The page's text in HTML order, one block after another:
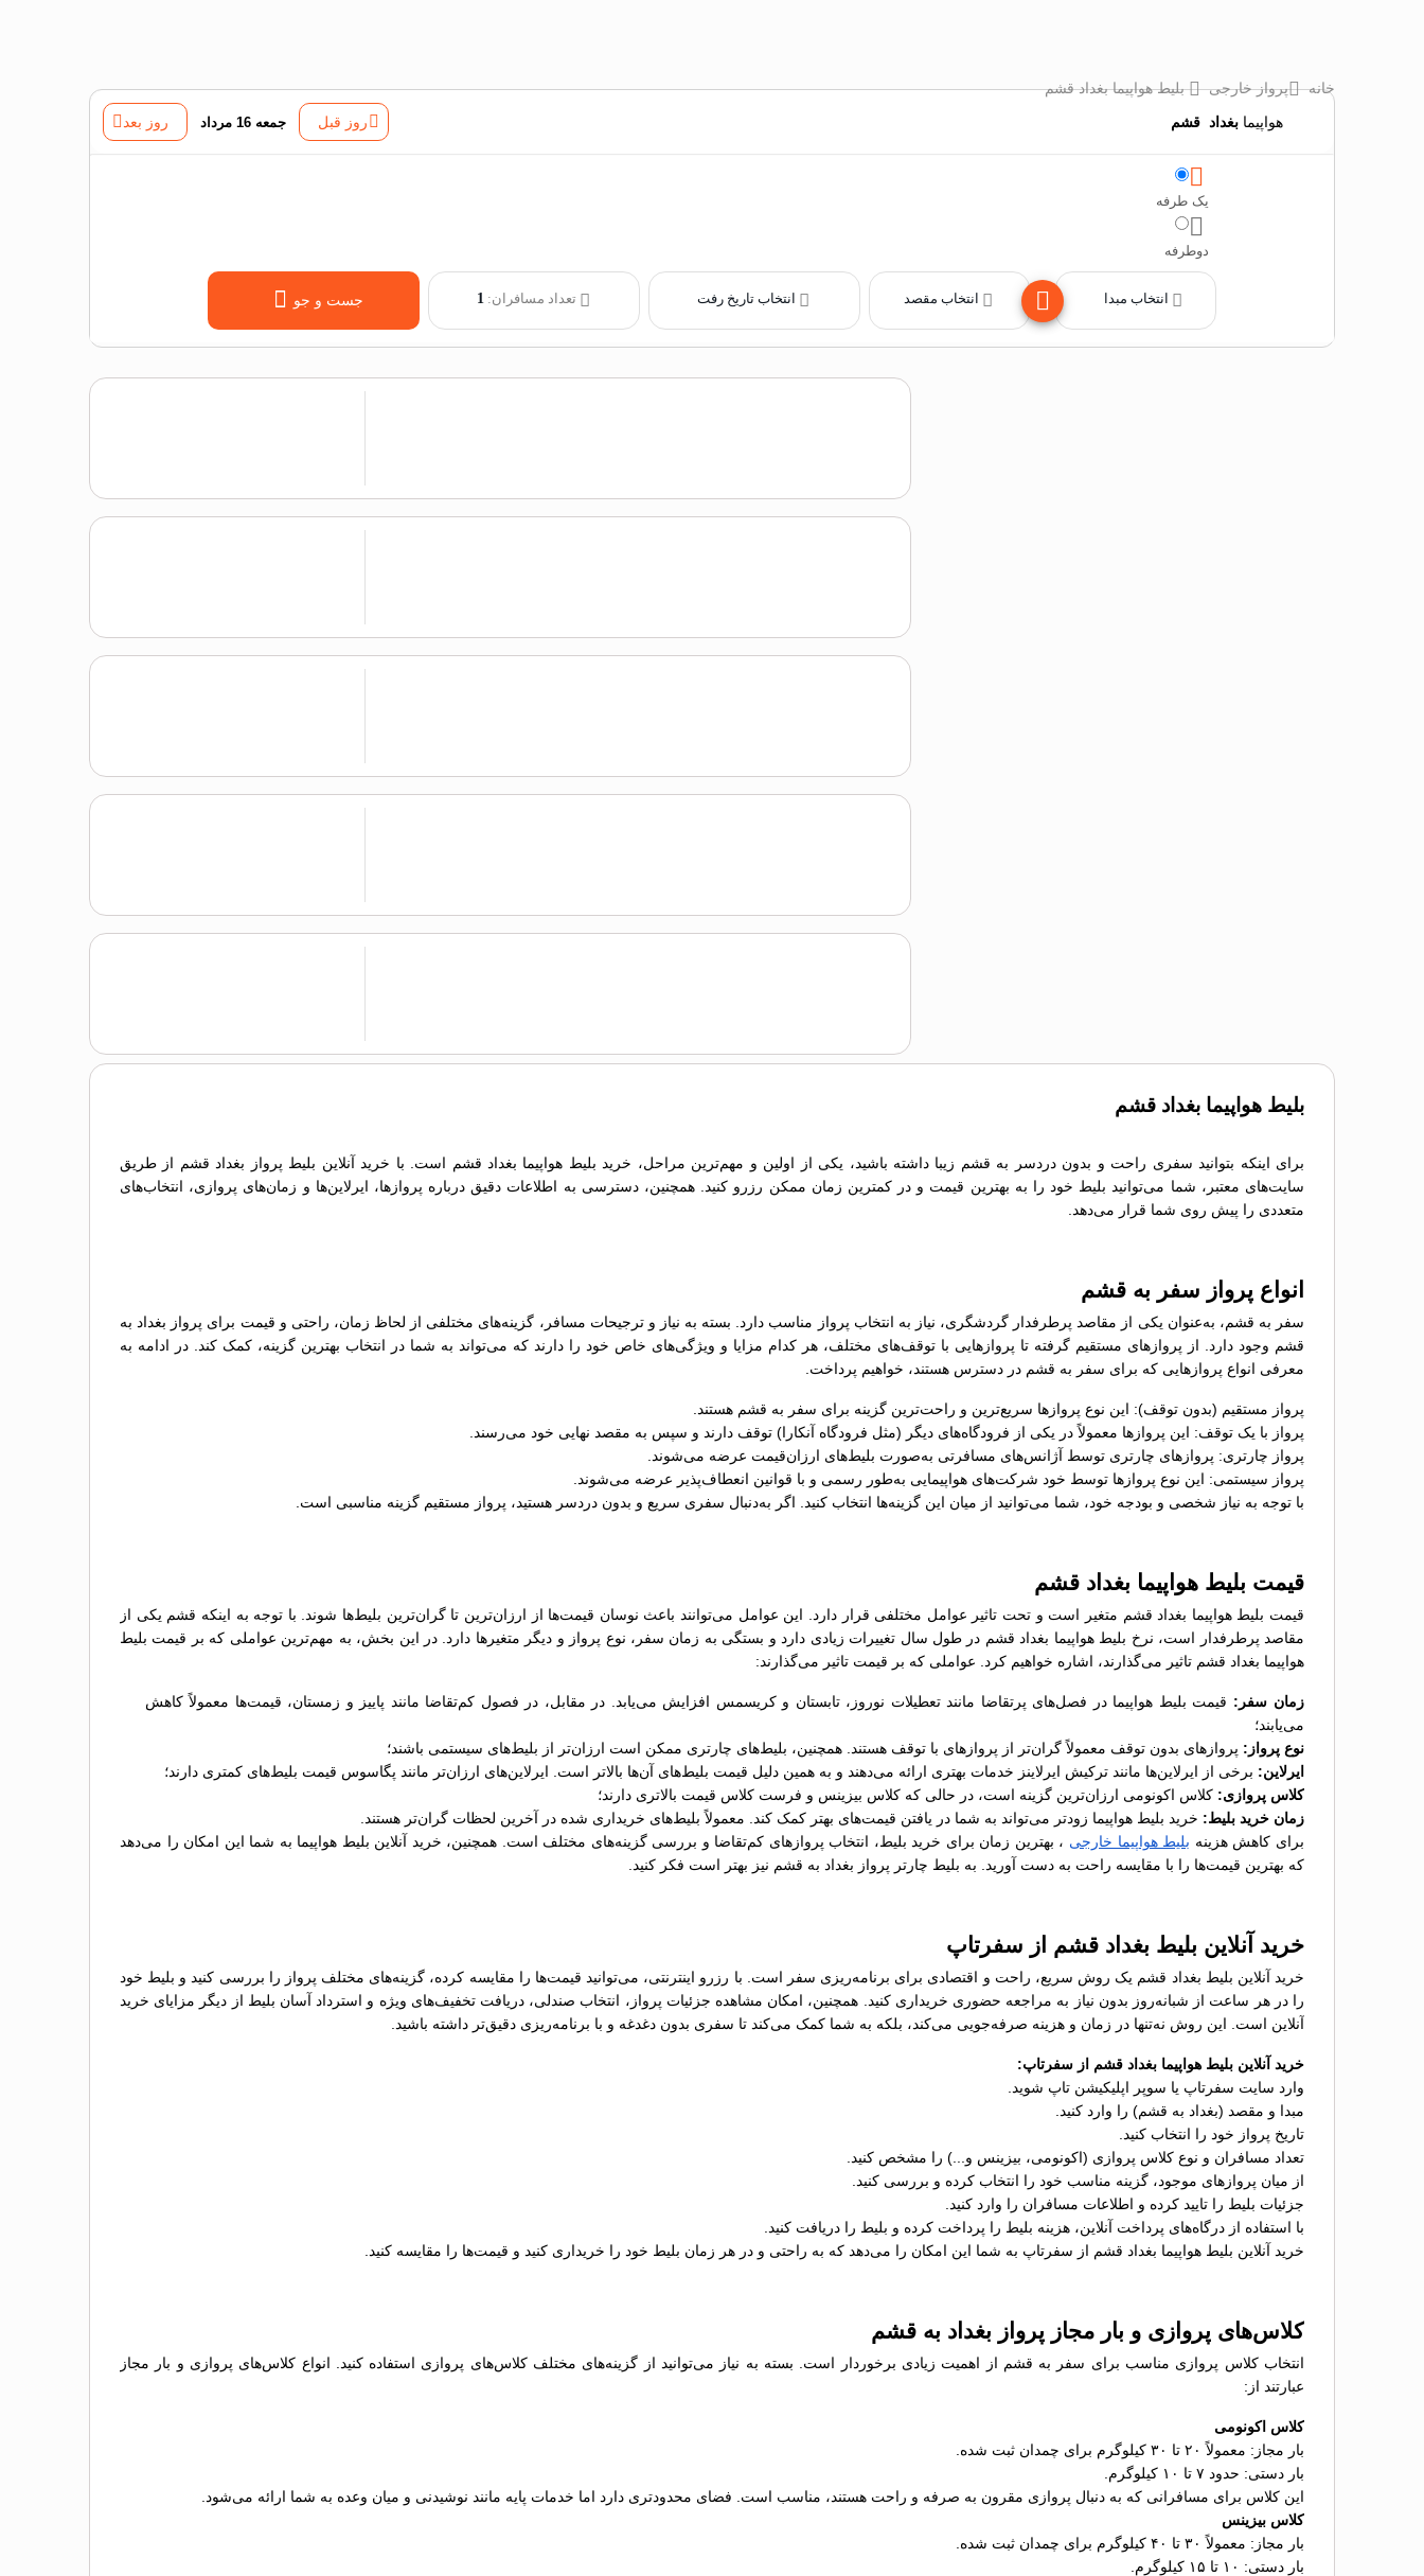
خانه پرواز خارجی
بلیط هواپیما بغداد قشم
هواپیما بغداد قشم روز قبل جمعه 16 مرداد روز بعد
یک طرفه
دوطرفه
انتخاب مبدا انتخاب مقصد تعداد مسافران:1 جست و جو
بلیط هواپیما بغداد قشم
برای اینکه بتوانید سفری راحت و بدون دردسر به قشم زیبا داشته باشید، یکی از اولین و مهم‌ترین مراحل، خرید بلیط هواپیما بغداد قشم است. با خرید آنلاین بلیط پرواز بغداد قشم از طریق
سایت‌های معتبر، شما می‌توانید بلیط خود را به بهترین قیمت و در کمترین زمان ممکن رزرو کنید. همچنین، دسترسی به اطلاعات دقیق درباره پروازها، ایرلاین‌ها و زمان‌های پروازی، انتخاب‌های
متعددی را پیش روی شما قرار می‌دهد.
انواع پرواز سفر به قشم
سفر به قشم، به‌عنوان یکی از مقاصد پرطرفدار گردشگری، نیاز به انتخاب پرواز مناسب دارد. بسته به نیاز و ترجیحات مسافر، گزینه‌های مختلفی از لحاظ زمان، راحتی و قیمت برای پرواز بغداد به
قشم وجود دارد. از پروازهای مستقیم گرفته تا پروازهایی با توقف‌های مختلف، هر کدام مزایا و ویژگی‌های خاص خود را دارند که می‌تواند به شما در انتخاب بهترین گزینه، کمک کند. در ادامه به
معرفی انواع پروازهایی که برای سفر به قشم در دسترس هستند، خواهیم پرداخت.
پرواز مستقیم (بدون توقف): این نوع پروازها سریع‌ترین و راحت‌ترین گزینه برای سفر به قشم هستند.
پرواز با یک توقف: این پروازها معمولاً در یکی از فرودگاه‌های دیگر (مثل فرودگاه آنکارا) توقف دارند و سپس به مقصد نهایی خود می‌رسند.
پرواز چارتری: پروازهای چارتری توسط آژانس‌های مسافرتی به‌صورت بلیط‌های ارزان‌قیمت عرضه می‌شوند.
پرواز سیستمی: این نوع پروازها توسط خود شرکت‌های هواپیمایی به‌طور رسمی و با قوانین انعطاف‌پذیر عرضه می‌شوند.
با توجه به نیاز شخصی و بودجه خود، شما می‌توانید از میان این گزینه‌ها انتخاب کنید. اگر به‌دنبال سفری سریع و بدون دردسر هستید، پرواز مستقیم گزینه مناسبی است.
قیمت بلیط هواپیما بغداد قشم
قیمت بلیط هواپیما بغداد قشم متغیر است و تحت تاثیر عوامل مختلفی قرار دارد. این عوامل می‌توانند باعث نوسان قیمت‌ها از ارزان‌ترین تا گران‌ترین بلیط‌ها شوند. با توجه به اینکه قشم یکی از
مقاصد پرطرفدار است، نرخ بلیط هواپیما بغداد قشم در طول سال تغییرات زیادی دارد و بستگی به زمان سفر، نوع پرواز و دیگر متغیرها دارد. در این بخش، به مهم‌ترین عواملی که بر قیمت بلیط
هواپیما بغداد قشم تاثیر می‌گذارند، اشاره خواهیم کرد. عواملی که بر قیمت تاثیر می‌گذارند:
زمان سفر: قیمت بلیط هواپیما در فصل‌های پرتقاضا مانند تعطیلات نوروز، تابستان و کریسمس افزایش می‌یابد. در مقابل، در فصول کم‌تقاضا مانند پاییز و زمستان، قیمت‌ها معمولاً کاهش
می‌یابند؛
نوع پرواز: پروازهای بدون توقف معمولاً گران‌تر از پروازهای با توقف هستند. همچنین، بلیط‌های چارتری ممکن است ارزان‌تر از بلیط‌های سیستمی باشند؛
ایرلاین: برخی از ایرلاین‌ها مانند ترکیش ایرلاینز خدمات بهتری ارائه می‌دهند و به همین دلیل قیمت بلیط‌های آن‌ها بالاتر است. ایرلاین‌های ارزان‌تر مانند پگاسوس قیمت بلیط‌های کمتری دارند؛
کلاس پروازی: کلاس اکونومی ارزان‌ترین گزینه است، در حالی که کلاس بیزینس و فرست کلاس قیمت بالاتری دارند؛
زمان خرید بلیط: خرید بلیط هواپیما زودتر می‌تواند به شما در یافتن قیمت‌های بهتر کمک کند. معمولاً بلیط‌های خریداری شده در آخرین لحظات گران‌تر هستند.
برای کاهش هزینه‌ بلیط هواپیما خارجی ، بهترین زمان برای خرید بلیط، انتخاب پروازهای کم‌تقاضا و بررسی گزینه‌های مختلف است. همچنین، خرید آنلاین بلیط هواپیما به شما این امکان را می‌دهد
که بهترین قیمت‌ها را با مقایسه راحت به دست آورید. به بلیط چارتر پرواز بغداد به قشم نیز بهتر است فکر کنید.
خرید آنلاین بلیط بغداد قشم از سفرتاپ
خرید آنلاین بلیط بغداد قشم یک روش سریع، راحت و اقتصادی برای برنامه‌ریزی سفر است. با رزرو اینترنتی، می‌توانید قیمت‌ها را مقایسه کرده، گزینه‌های مختلف پرواز را بررسی کنید و بلیط خود
را در هر ساعت از شبانه‌روز بدون نیاز به مراجعه حضوری خریداری کنید. همچنین، امکان مشاهده جزئیات پرواز، انتخاب صندلی، دریافت تخفیف‌های ویژه و استرداد آسان بلیط از دیگر مزایای خرید
آنلاین است. این روش نه‌تنها در زمان و هزینه صرفه‌جویی می‌کند، بلکه به شما کمک می‌کند تا سفری بدون دغدغه و با برنامه‌ریزی دقیق‌تر داشته باشید.
خرید آنلاین بلیط هواپیما بغداد قشم از سفرتاپ:
وارد سایت سفرتاپ یا سوپر اپلیکیشن تاپ شوید.
مبدا و مقصد (بغداد به قشم) را وارد کنید.
تاریخ پرواز خود را انتخاب کنید.
تعداد مسافران و نوع کلاس پروازی (اکونومی، بیزینس و...) را مشخص کنید.
از میان پروازهای موجود، گزینه مناسب خود را انتخاب کرده و بررسی کنید.
جزئیات بلیط را تایید کرده و اطلاعات مسافران را وارد کنید.
با استفاده از درگاه‌های پرداخت آنلاین، هزینه بلیط را پرداخت کرده و بلیط را دریافت کنید.
خرید آنلاین بلیط هواپیما بغداد قشم از سفرتاپ به شما این امکان را می‌دهد که به راحتی و در هر زمان بلیط خود را خریداری کنید و قیمت‌ها را مقایسه کنید.
کلاس‌های پروازی و بار مجاز پرواز بغداد به قشم
انتخاب کلاس پروازی مناسب برای سفر به قشم از اهمیت زیادی برخوردار است. بسته به نیاز می‌توانید از گزینه‌های مختلف کلاس‌های پروازی استفاده کنید. انواع کلاس‌های پروازی و بار مجاز
عبارتند از:
کلاس اکونومی
بار مجاز: معمولاً ۲۰ تا ۳۰ کیلوگرم برای چمدان ثبت شده.
بار دستی: حدود ۷ تا ۱۰ کیلوگرم.
این کلاس برای مسافرانی که به دنبال پروازی مقرون به صرفه و راحت هستند، مناسب است. فضای محدودتری دارد اما خدمات پایه مانند نوشیدنی و میان وعده به شما ارائه می‌شود.
کلاس بیزینس
بار مجاز: معمولاً ۳۰ تا ۴۰ کیلوگرم برای چمدان ثبت شده.
بار دستی: ۱۰ تا ۱۵ کیلوگرم.